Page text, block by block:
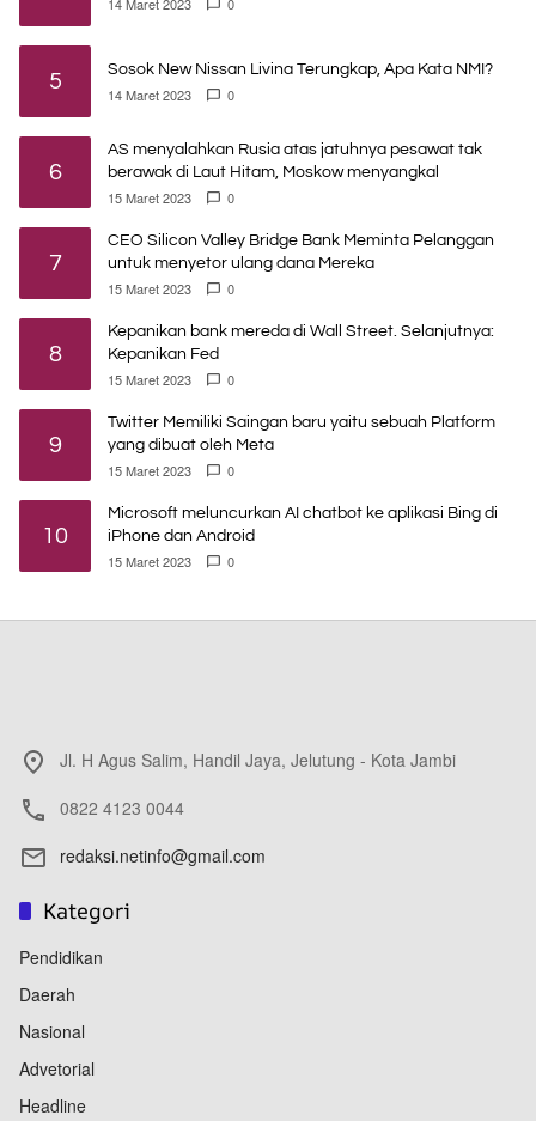
5 Sosok New Nissan Livina Terungkap, Apa Kata NMI?
14 Maret 2023 0
6
AS menyalahkan Rusia atas jatuhnya pesawat tak
berawak di Laut Hitam, Moskow menyangkal
15 Maret 2023 0
7
CEO Silicon Valley Bridge Bank Meminta Pelanggan
untuk menyetor ulang dana Mereka
15 Maret 2023 0
8
Kepanikan bank mereda di Wall Street. Selanjutnya:
Kepanikan Fed
15 Maret 2023 0
9
Twitter Memiliki Saingan baru yaitu sebuah Platform
yang dibuat oleh Meta
15 Maret 2023 0
10
Microsoft meluncurkan AI chatbot ke aplikasi Bing di
iPhone dan Android
15 Maret 2023 0
Jl. H Agus Salim, Handil Jaya, Jelutung - Kota Jambi
0822 4123 0044
redaksi.netinfo@gmail.com
Kategori
Pendidikan
Daerah
Nasional
Advetorial
Headline